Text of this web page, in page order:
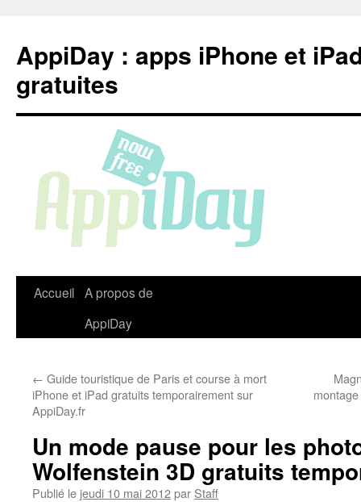
contenu
AppiDay : apps iPhone et
gratuites
Accueil A propos de
AppiDay
← Guide touristique de Paris et course à mort
iPhone et iPad gratuits temporairement sur
AppiDay.fr
Un mode pause pour les
Wolfenstein 3D gratuits
Publié le jeudi 10 mai 2012par Staff